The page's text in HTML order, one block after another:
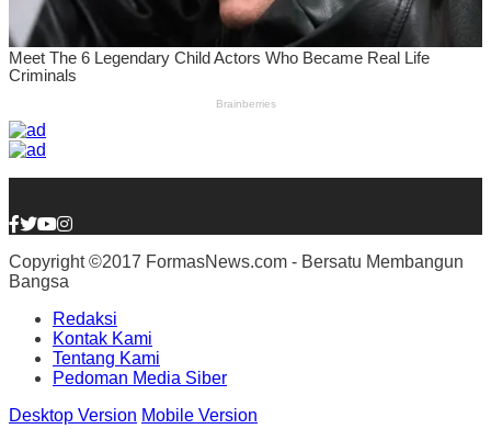
Copyright ©2017 FormasNews.com - Bersatu Membangun
Bangsa
Redaksi
Kontak Kami
Tentang Kami
Pedoman Media Siber
Desktop Version Mobile Version